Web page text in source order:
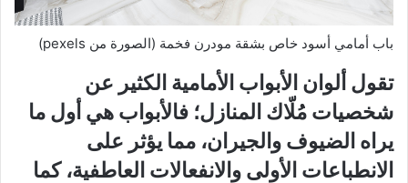
باب أمامي أسود خاص بشقة مودرن فخمة (الصورة من pexels)
تقول ألوان الأبواب الأمامية الكثير عن
شخصيات مُلّاك المنازل؛ فالأبواب هي أول ما
يراه الضيوف والجيران، مما يؤثر على
الانطباعات الأولى والانفعالات العاطفية، كما